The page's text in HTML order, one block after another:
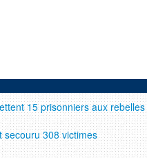
15 prisonniers aux rebelles
secouru 308 victimes